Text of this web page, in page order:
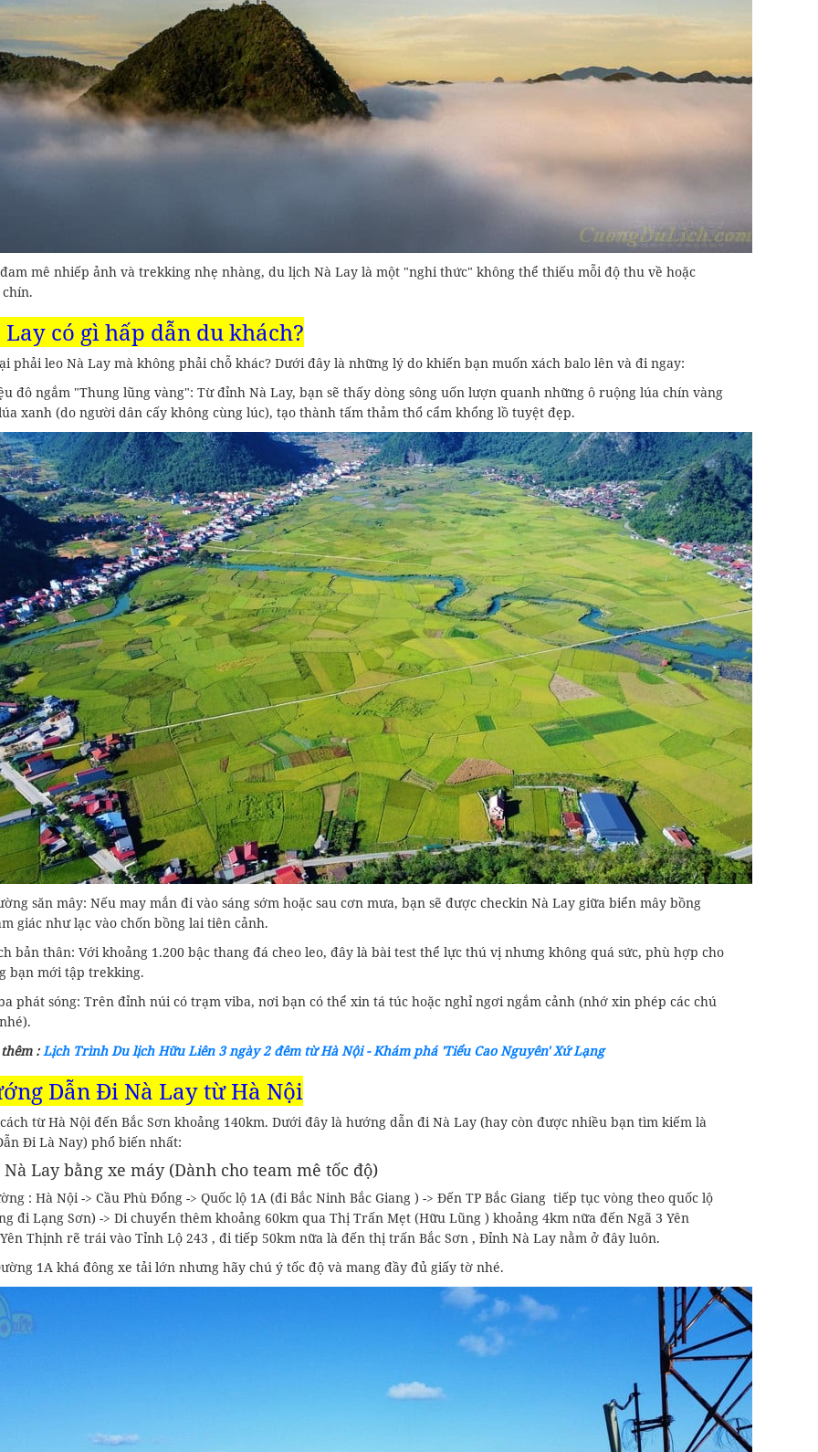
mê nhiếp ảnh và trekking nhẹ nhàng, du lịch Nà Lay là một "nghi thức" không thể thiếu mỗi độ thu về hoặc
Lay có gì hấp dẫn du khách?
phải leo Nà Lay mà không phải chỗ khác? Dưới đây là những lý do khiến bạn muốn xách balo lên và đi ngay:
đô ngắm "Thung lũng vàng": Từ đỉnh Nà Lay, bạn sẽ thấy dòng sông uốn lượn quanh những ô ruộng lúa chín vàng
xanh (do người dân cấy không cùng lúc), tạo thành tấm thảm thổ cẩm khổng lồ tuyệt đẹp.
săn mây: Nếu may mắn đi vào sáng sớm hoặc sau cơn mưa, bạn sẽ được checkin Nà Lay giữa biển mây bồng
giác như lạc vào chốn bồng lai tiên cảnh.
bản thân: Với khoảng 1.200 bậc thang đá cheo leo, đây là bài test thể lực thú vị nhưng không quá sức, phù hợp cho
bạn mới tập trekking.
phát sóng: Trên đỉnh núi có trạm viba, nơi bạn có thể xin tá túc hoặc nghỉ ngơi ngắm cảnh (nhớ xin phép các chú
thêm :Lịch Trình Du lịch Hữu Liên 3 ngày 2 đêm từ Hà Nội - Khám phá 'Tiểu Cao Nguyên' Xứ Lạng
Dẫn Đi Nà Lay từ Hà Nội
từ Hà Nội đến Bắc Sơn khoảng 140km. Dưới đây là hướng dẫn đi Nà Lay (hay còn được nhiều bạn tìm kiếm là
Đi Là Nay) phổ biến nhất:
Lay bằng xe máy (Dành cho team mê tốc độ)
: Hà Nội -> Cầu Phù Đổng -> Quốc lộ 1A (đi Bắc Ninh Bắc Giang ) -> Đến TP Bắc Giang tiếp tục vòng theo quốc lộ
đi Lạng Sơn) -> Di chuyển thêm khoảng 60km qua Thị Trấn Mẹt (Hữu Lũng ) khoảng 4km nữa đến Ngã 3 Yên
Thịnh rẽ trái vào Tỉnh Lộ 243 , đi tiếp 50km nữa là đến thị trấn Bắc Sơn , Đỉnh Nà Lay nằm ở đây luôn.
1A khá đông xe tải lớn nhưng hãy chú ý tốc độ và mang đầy đủ giấy tờ nhé.